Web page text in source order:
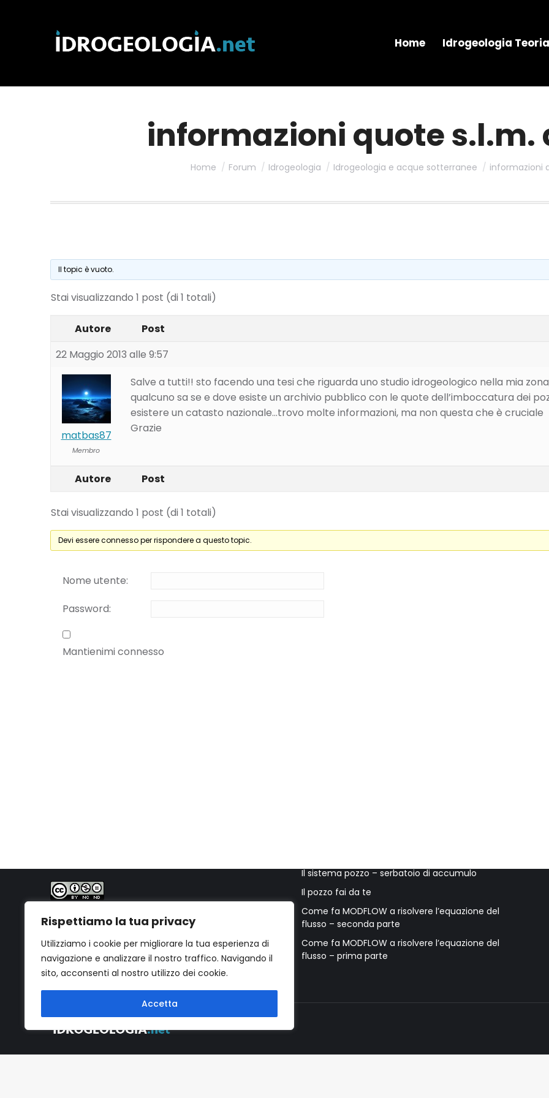
Rispettiamo la tua privacy
Utilizziamo i cookie per migliorare la tua esperienza di
navigazione e analizzare il nostro traffico. Navigando il
sito, acconsenti al nostro utilizzo dei cookie.
Accetta
Home Idrogeologia Teoria
informazioni quote s.l.m.
Home Forum Idrogeologia Idrogeologia e acque sotterranee informazioni
Il topic è vuoto.
Stai visualizzando 1 post (di 1 totali)
Autore
Post
22 Maggio 2013 alle 9:57
matbas87
Membro
Salve a tutti!! sto facendo una tesi che riguarda uno studio idrogeologico nella mia
qualcuno sa se e dove esiste un archivio pubblico con le quote dell’imboccatura dei
esistere un catasto nazionale…trovo molte informazioni, ma non questa che è cruciale
Grazie
Autore Post
Stai visualizzando 1 post (di 1 totali)
Devi essere connesso per rispondere a questo topic.
Nome utente:
Password:
Mantienimi connesso
Commons Attribuzione - Non commerciale - Non
Il sistema pozzo – serbatoio di accumulo
Il pozzo fai da te
Come fa MODFLOW a risolvere l’equazione del
flusso – seconda parte
Come fa MODFLOW a risolvere l’equazione del
flusso – prima parte